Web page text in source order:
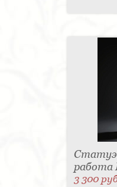
работа
3 300